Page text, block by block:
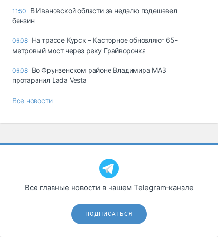
11:50
В Ивановской области за неделю подешевел
бензин
06.08 На трассе Курск – Касторное обновляют 65-
метровый мост через реку Грайворонка
06.08 Во Фрунзенском районе Владимира МАЗ
протаранил Lada Vesta
Все новости
Все главные новости в нашем Telegram‑канале
ПОДПИСАТЬСЯ